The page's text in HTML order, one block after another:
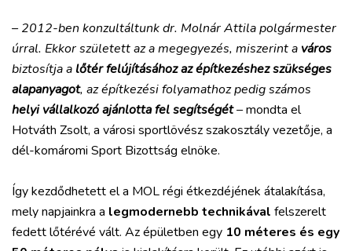
– 2012-ben konzultáltunk dr. Molnár Attila polgármester
úrral. Ekkor született az a megegyezés, miszerint a város
biztosítja a lőtér felújításához az építkezéshez szükséges
alapanyagot, az építkezési folyamathoz pedig számos
helyi vállalkozó ajánlotta fel segítségét–mondta el
Hotváth Zsolt, a városi sportlövész szakosztály vezetője, a
dél-komáromi Sport Bizottság elnöke.
Így kezdődhetett el a MOL régi étkezdéjének átalakítása,
mely napjainkra a legmodernebb technikával felszerelt
fedett lőtérévé vált. Az épületben egy 10 méteres és egy